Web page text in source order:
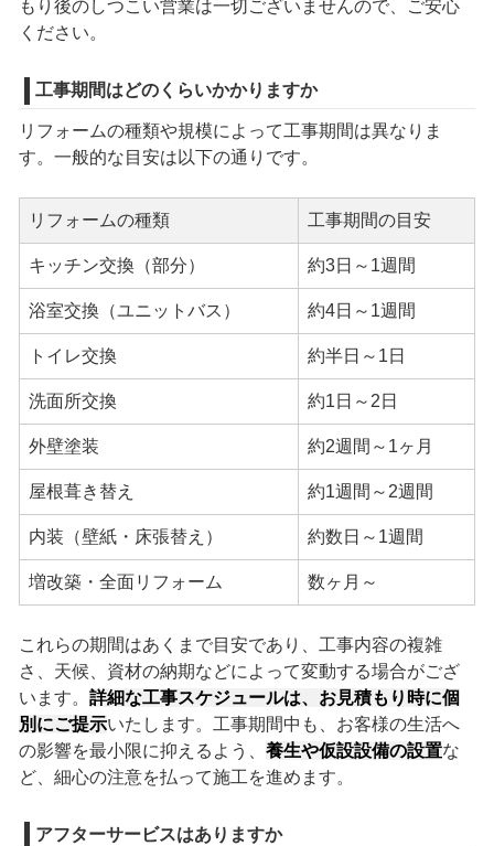
もり後のしつこい営業は一切ございませんので、ご安心
ください。
工事期間はどのくらいかかりますか
リフォームの種類や規模によって工事期間は異なりま
す。一般的な目安は以下の通りです。
リフォームの種類 工事期間の目安
キッチン交換（部分） 約3日～1週間
浴室交換（ユニットバス） 約4日～1週間
トイレ交換 約半日～1日
洗面所交換 約1日～2日
外壁塗装 約2週間～1ヶ月
屋根葺き替え 約1週間～2週間
内装（壁紙・床張替え） 約数日～1週間
増改築・全面リフォーム 数ヶ月～
これらの期間はあくまで目安であり、工事内容の複雑
さ、天候、資材の納期などによって変動する場合がござ
います。 詳細な工事スケジュールは、お見積もり時に個
別にご提示いたします。工事期間中も、お客様の生活へ
の影響を最小限に抑えるよう、 養生や仮設設備の設置な
ど、細心の注意を払って施工を進めます。
アフターサービスはありますか